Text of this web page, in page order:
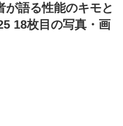
が語る性能のキモと
18枚目の写真・画